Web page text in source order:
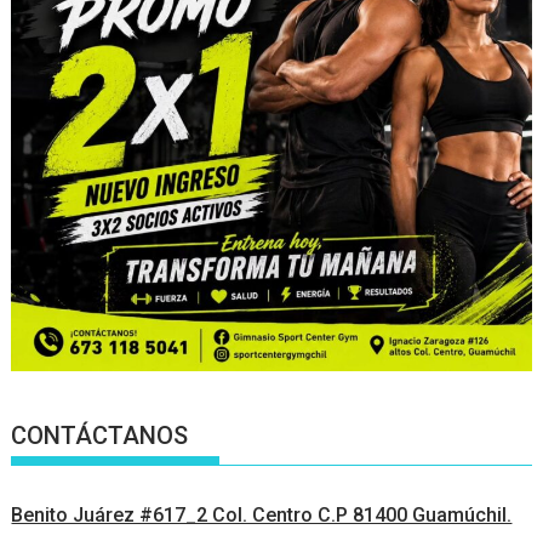
CONTÁCTANOS
Benito Juárez #617_2 Col. Centro C.P 81400 Guamúchil.